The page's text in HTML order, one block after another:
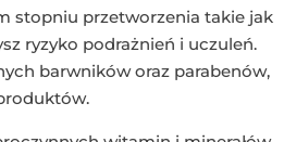
stopniu przetworzenia takie jak
ryzyko podrażnień i uczuleń.
barwników oraz parabenów,